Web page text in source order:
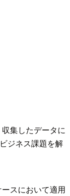
集したデータに
ジネス課題を解
スにおいて適用